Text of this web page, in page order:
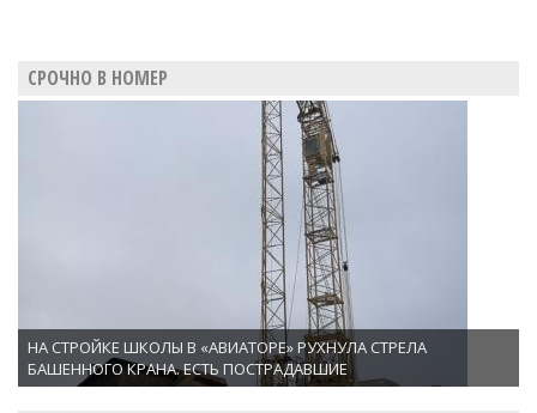
СРОЧНО В НОМЕР
НА СТРОЙКЕ ШКОЛЫ В «АВИАТОРЕ» РУХНУЛА СТРЕЛА
БАШЕННОГО КРАНА. ЕСТЬ ПОСТРАДАВШИЕ